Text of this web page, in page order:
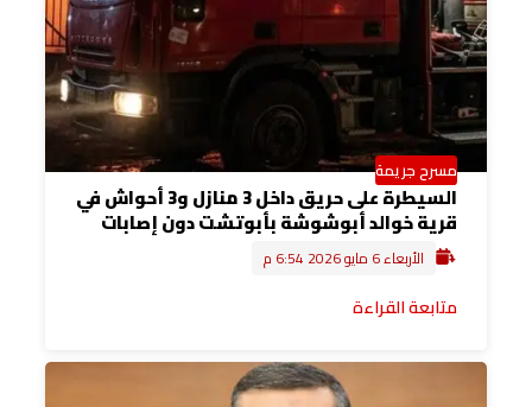
مسرح جريمة
السيطرة على حريق داخل 3 منازل و3 أحواش في
قرية خوالد أبوشوشة بأبوتشت دون إصابات
الأربعاء 6 مايو 2026 6:54 م
متابعة القراءة